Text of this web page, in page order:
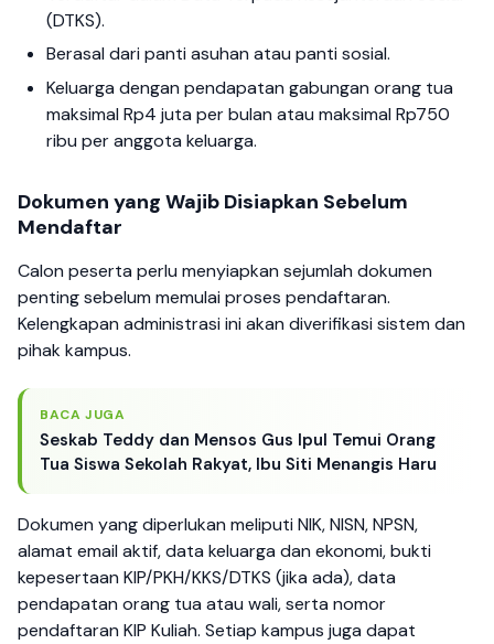
(DTKS).
Berasal dari panti asuhan atau panti sosial.
Keluarga dengan pendapatan gabungan orang tua
maksimal Rp4 juta per bulan atau maksimal Rp750
ribu per anggota keluarga.
Dokumen yang Wajib Disiapkan Sebelum
Mendaftar
Calon peserta perlu menyiapkan sejumlah dokumen
penting sebelum memulai proses pendaftaran.
Kelengkapan administrasi ini akan diverifikasi sistem dan
pihak kampus.
BACA JUGA
Seskab Teddy dan Mensos Gus Ipul Temui Orang
Tua Siswa Sekolah Rakyat, Ibu Siti Menangis Haru
Dokumen yang diperlukan meliputi NIK, NISN, NPSN,
alamat email aktif, data keluarga dan ekonomi, bukti
kepesertaan KIP/PKH/KKS/DTKS (jika ada), data
pendapatan orang tua atau wali, serta nomor
pendaftaran KIP Kuliah. Setiap kampus juga dapat